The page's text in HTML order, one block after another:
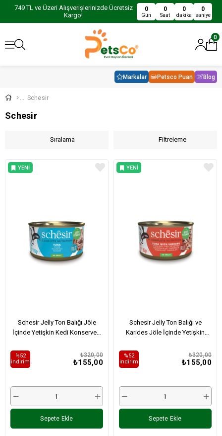
749 TL ve Üzeri Alışverişlerinizde Ücretsiz
Kargo!
0
Gün
0
Saat
0
dakika
0
saniye
0
Markalar Petsco Puan Blog
Schesir
Schesir
Filtreleme
Sıralama
Schesir Jelly Ton Balığı Jöle
İçinde Yetişkin Kedi Konservesi
₺155,00
₺320,00
%52
i̇ndirim
Sepete Ekle
YENI
Schesir Jelly Ton Balığı ve
Karides Jöle İçinde Yetişkin
₺155,00
₺320,00
%52
i̇ndirim
Sepete Ekle
YENI